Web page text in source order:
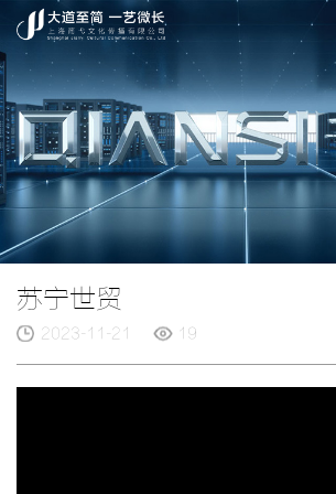
苏宁世贸
2023-11-21 19